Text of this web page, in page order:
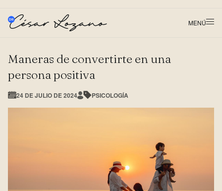
MENÚ
Maneras de convertirte en una
persona positiva
24 DE JULIO DE 2024 PSICOLOGÍA